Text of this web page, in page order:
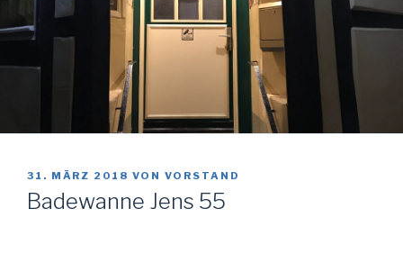
VERÖFFENTLICHT
AM
31. MÄRZ 2018 VON VORSTAND
Badewanne Jens 55